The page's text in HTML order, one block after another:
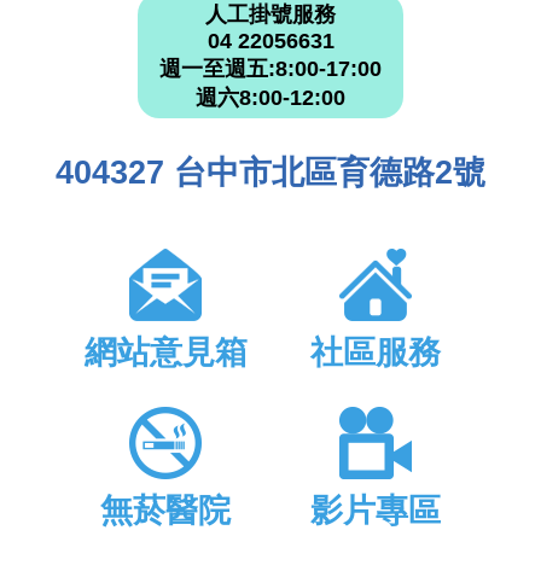
人工掛號服務
04 22056631
週一至週五:8:00-17:00
週六8:00-12:00
404327 台中市北區育德路2號
網站意見箱 社區服務
無菸醫院 影片專區